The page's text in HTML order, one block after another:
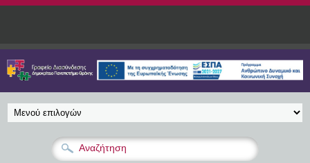
Παράκαμψη προς το κυρίως περιεχόμενο